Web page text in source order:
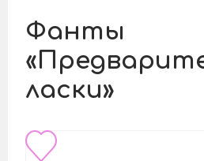
Фанты
ласки»